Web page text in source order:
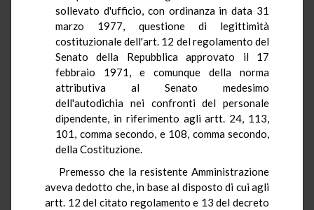
sollevato d'ufficio, con ordinanza in data 31
marzo 1977, questione di legittimità
costituzionale dell'art. 12 del regolamento del
Senato della Repubblica approvato il 17
febbraio 1971, e comunque della norma
attributiva al Senato medesimo
dell'autodichia nei confronti del personale
dipendente, in riferimento agli artt. 24, 113,
101, comma secondo, e 108, comma secondo,
della Costituzione.
Premesso che la resistente Amministrazione
aveva dedotto che, in base al disposto di cui agli
artt. 12 del citato regolamento e 13 del decreto